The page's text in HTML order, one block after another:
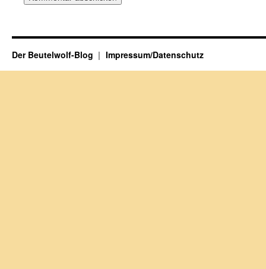
Der Beutelwolf-Blog Impressum/Datenschutz